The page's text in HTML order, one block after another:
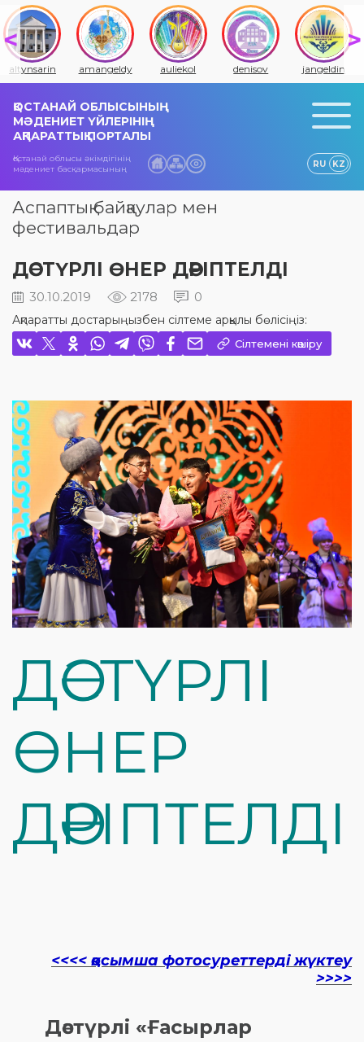
amangeldy auliekol denisov jangeldin jitiqara
ҚОСТАНАЙ ОБЛЫСЫНЫҢ
МӘДЕНИЕТ ҮЙЛЕРІНІҢ
АҚПАРАТТЫҚ ПОРТАЛЫ
Қостанай облысы әкімдігінің
мәдениет басқармасының
RU KZ
Аспаптық байқаулар мен
фестивальдар
ДӘСТҮРЛІ ӨНЕР ДӘРІПТЕЛДІ
30.10.2019 2178 0
Ақпаратты достарыңызбен сілтеме арқылы бөлісіңіз:
Сілтемені көшіру
ДӘСТҮРЛІ
ӨНЕР
ДӘРІПТЕЛДІ
<<<< қосымша фотосуреттерді жүктеу
>>>>
Дәстүрлі «Ғасырлар